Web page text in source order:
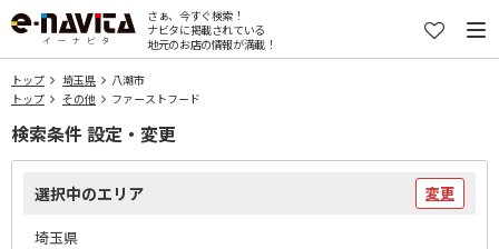
さぁ、今すぐ検索！
ナビタに掲載されている
地元のお店の情報が満載！
トップ 埼玉県
八潮市
トップ
その他 ファーストフード
検索条件 設定・変更
選択中のエリア 変更
埼玉県